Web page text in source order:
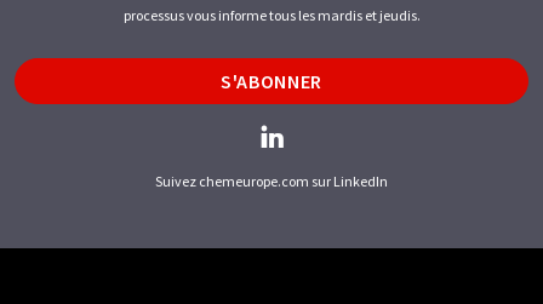
processus vous informe tous les mardis et jeudis.
S'ABONNER
Suivez chemeurope.com sur LinkedIn